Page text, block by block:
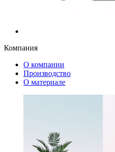
Компания
О компании
Производство
О материале